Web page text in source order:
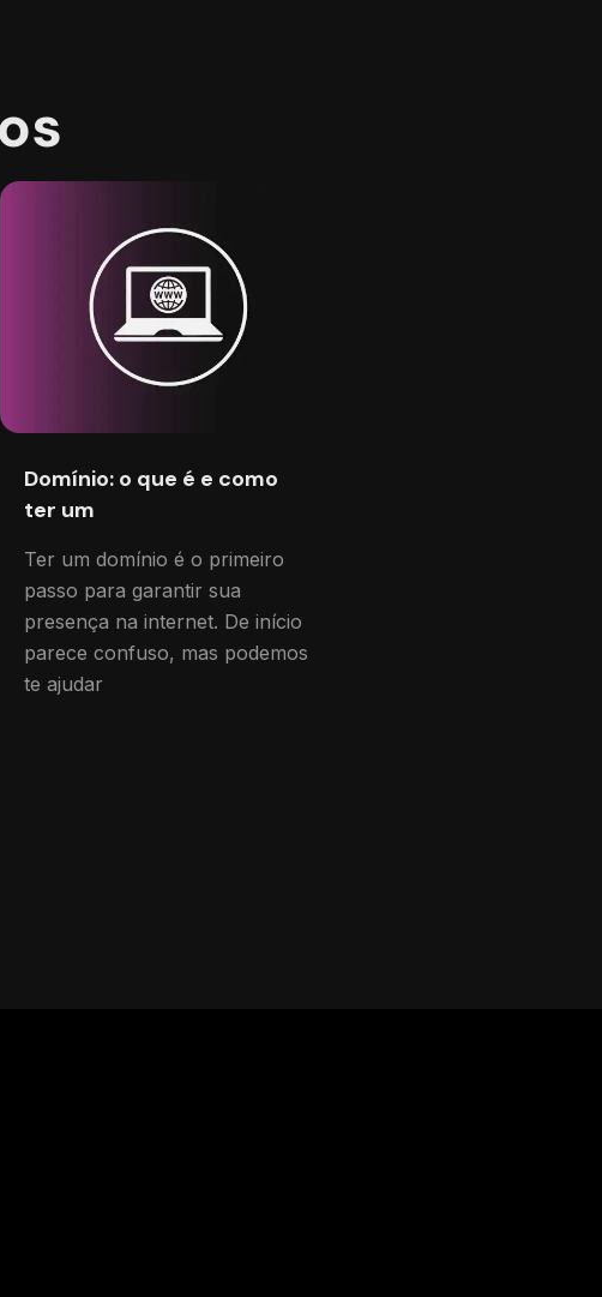
Domínio: o que é e como
ter um
Ter um domínio é o primeiro
passo para garantir sua
presença na internet. De início
parece confuso, mas podemos
te ajudar